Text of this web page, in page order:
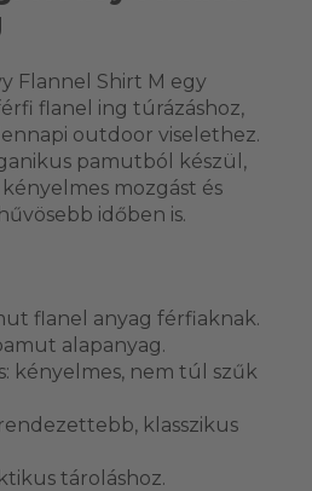
Flannel Shirt M egy
flanel ing túrázáshoz,
outdoor viselethez.
pamutból készül,
mozgást és
időben is.
flanel anyag férfiaknak.
alapanyag.
kényelmes, nem túl szűk
klasszikus
tároláshoz.